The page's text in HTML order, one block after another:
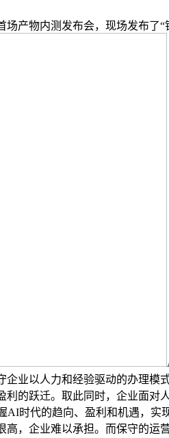
物内测发布会，现场发布了“
业以人力和经验驱动的办理
的跃迁。取此同时，企业面
时代的趋向、盈利和机遇，
，企业难以承担。而保守的